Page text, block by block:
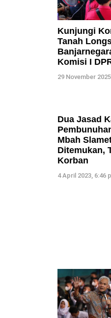
Kunjungi
Tanah
Komisi I
29 November
Dua Jasad
Mbah
Ditemukan,
Korban
4 April 2023, 6:46